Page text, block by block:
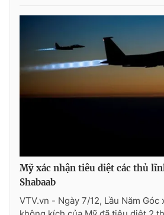
VTV Sức khoẻ Bất
VTV9 VTV8
Liên hệ tòa soạn
Mỹ xác nhận tiêu diệt các thủ
Shabaab
VTV.vn - Ngày 7/12, Lầu Năm Góc